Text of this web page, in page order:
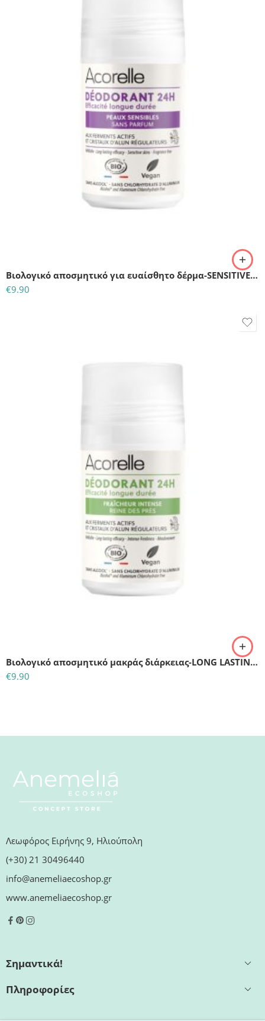
Βιολογικό αποσμητικό για ευαίσθητο δέρμα-SENSITIVE SKIN DEODORANTψοθριερ
€9.90
Βιολογικό αποσμητικό μακράς διάρκειας-LONG LASTING EFFICACY DEODORANT
€9.90
Λεωφόρος Ειρήνης 9, Ηλιούπολη
(+30) 21 30496440
info@anemeliaecoshop.gr
www.anemeliaecoshop.gr
Σημαντικά!
Πληροφορίες